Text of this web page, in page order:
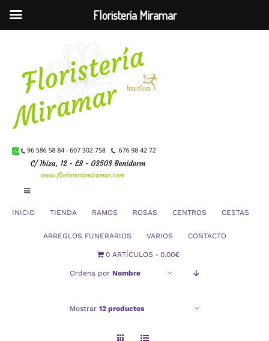
contenido
Toggle
INICIO TIENDA RAMOS ROSAS CENTROS CESTAS
ARREGLOS FUNERARIOS VARIOS CONTACTO
0 ARTÍCULOS 0.00€
Ordena por Nombre
Mostrar 12 productos
Floristería Miramar